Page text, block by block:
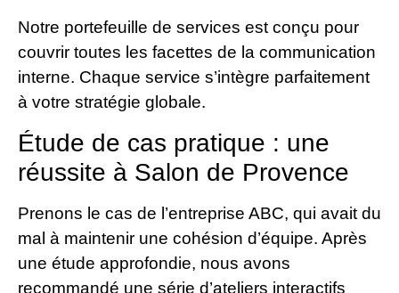
Notre portefeuille de services est conçu pour
couvrir toutes les facettes de la communication
interne. Chaque service s’intègre parfaitement
à votre stratégie globale.
Étude de cas pratique : une
réussite à Salon de Provence
Prenons le cas de l’entreprise ABC, qui avait du
mal à maintenir une cohésion d’équipe. Après
une étude approfondie, nous avons
recommandé une série d’ateliers interactifs